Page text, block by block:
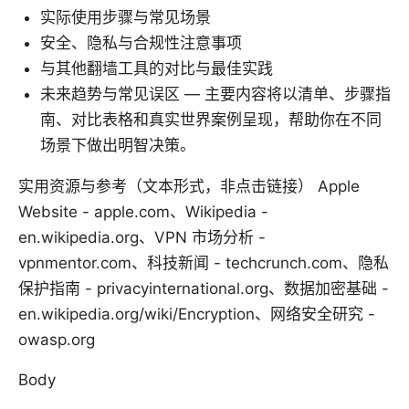
实际使用步骤与常见场景
安全、隐私与合规性注意事项
与其他翻墙工具的对比与最佳实践
未来趋势与常见误区 — 主要内容将以清单、步骤指
南、对比表格和真实世界案例呈现，帮助你在不同
场景下做出明智决策。
实用资源与参考（文本形式，非点击链接） Apple
Website - apple.com、Wikipedia -
en.wikipedia.org、VPN 市场分析 -
vpnmentor.com、科技新闻 - techcrunch.com、隐私
保护指南 - privacyinternational.org、数据加密基础 -
en.wikipedia.org/wiki/Encryption、网络安全研究 -
owasp.org
Body